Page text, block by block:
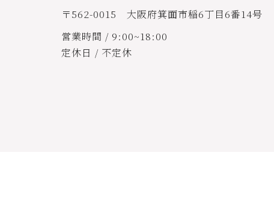
〒562-0015 大阪府箕面市稲6丁目6番14号
営業時間 / 9:00~18:00
定休日 / 不定休